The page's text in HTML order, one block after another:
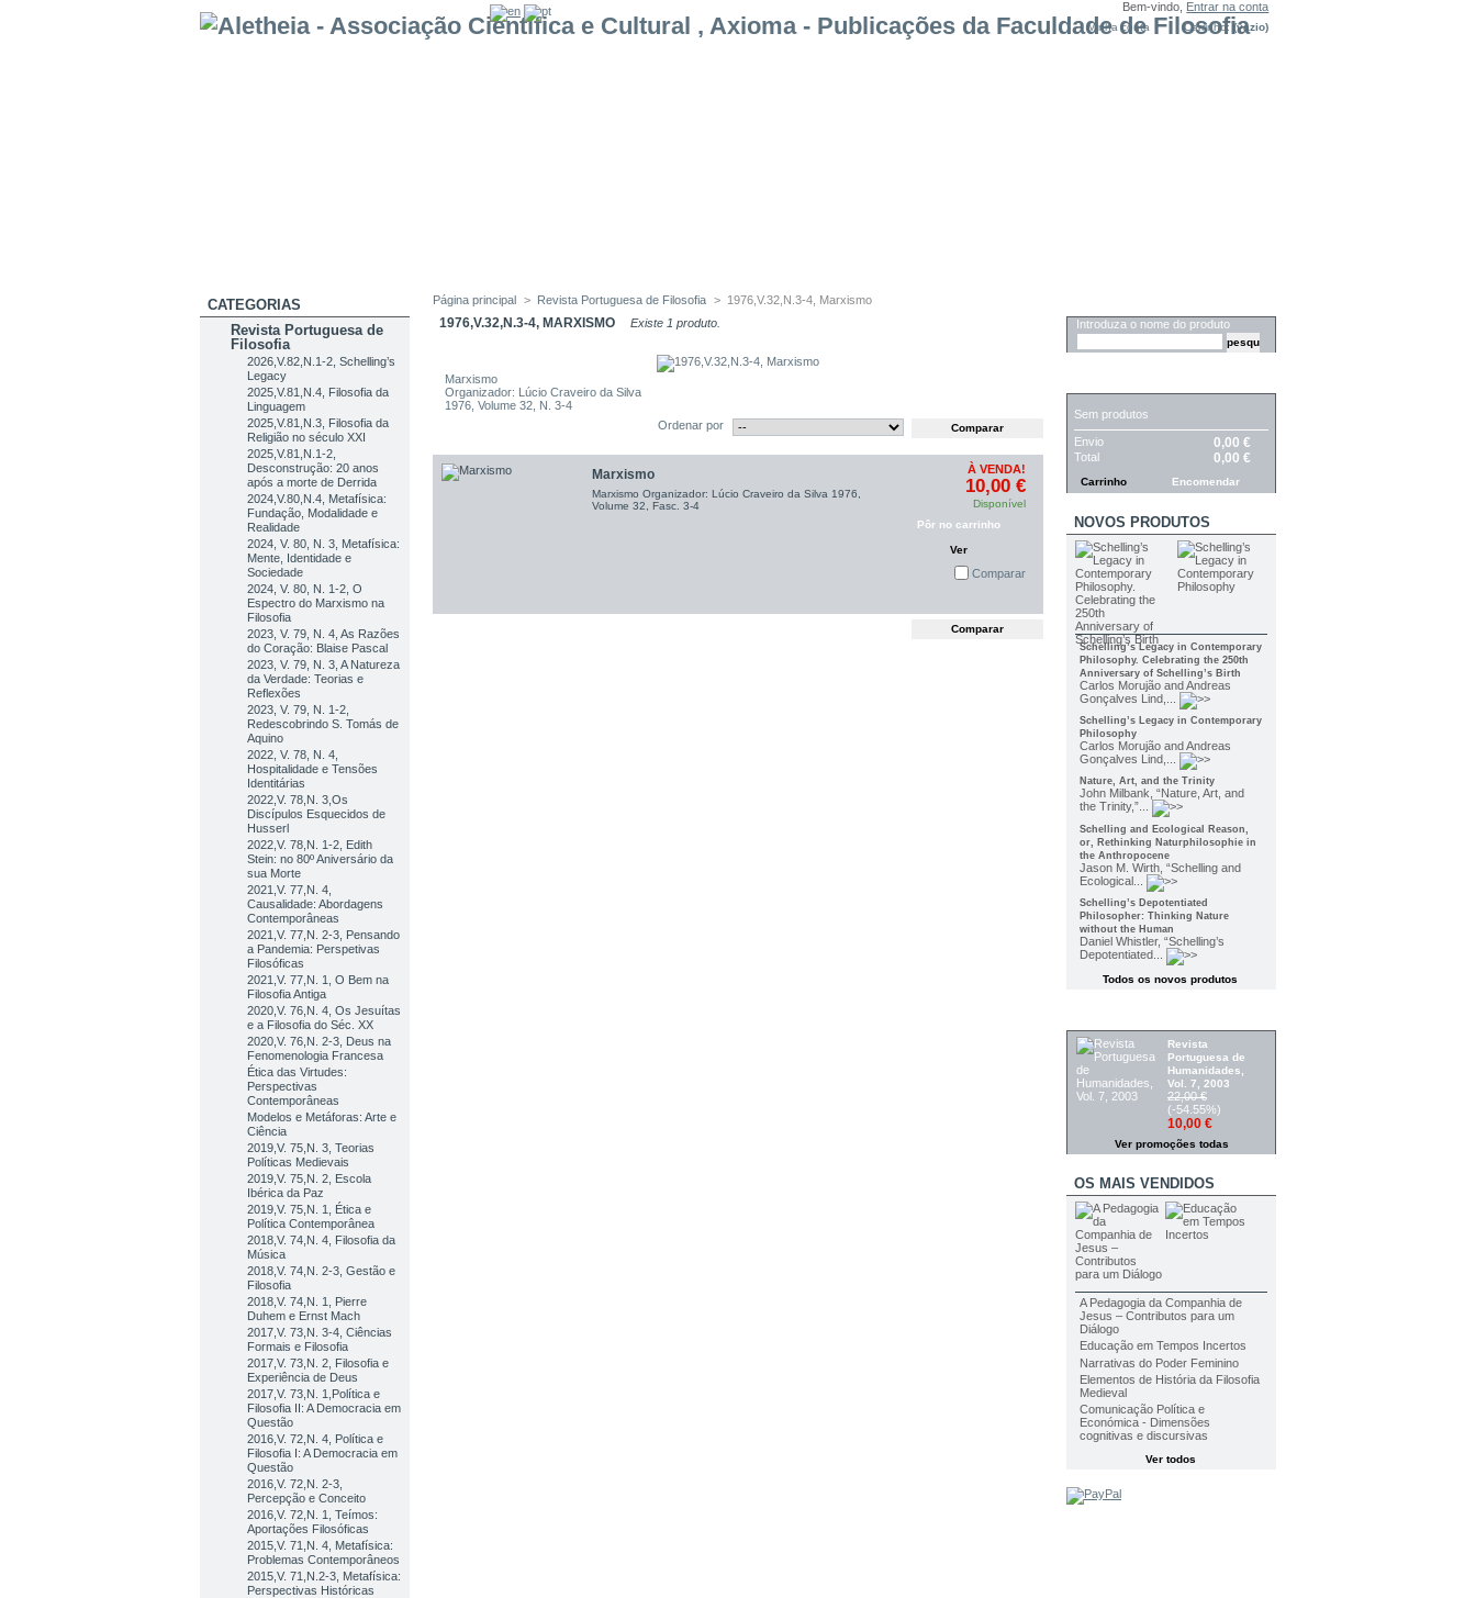
Bem-vindo, Entrar na conta
Carrinho: (vazio)
Minha conta
CATEGORIAS
Revista Portuguesa de
Filosofia
2026,V.82,N.1-2, Schelling’s
Legacy
2025,V.81,N.4, Filosofia da
Linguagem
2025,V.81,N.3, Filosofia da
Religião no século XXI
2025,V.81,N.1-2,
Desconstrução: 20 anos
após a morte de Derrida
2024,V.80,N.4, Metafísica:
Fundação, Modalidade e
Realidade
2024, V. 80, N. 3, Metafísica:
Mente, Identidade e
Sociedade
2024, V. 80, N. 1-2, O
Espectro do Marxismo na
Filosofia
2023, V. 79, N. 4, As Razões
do Coração: Blaise Pascal
2023, V. 79, N. 3, A Natureza
da Verdade: Teorias e
Reflexões
2023, V. 79, N. 1-2,
Redescobrindo S. Tomás de
Aquino
2022, V. 78, N. 4,
Hospitalidade e Tensões
Identitárias
2022,V. 78,N. 3,Os
Discípulos Esquecidos de
Husserl
2022,V. 78,N. 1-2, Edith
Stein: no 80º Aniversário da
sua Morte
2021,V. 77,N. 4,
Causalidade: Abordagens
Contemporâneas
2021,V. 77,N. 2-3, Pensando
a Pandemia: Perspetivas
Filosóficas
2021,V. 77,N. 1, O Bem na
Filosofia Antiga
2020,V. 76,N. 4, Os Jesuítas
e a Filosofia do Séc. XX
2020,V. 76,N. 2-3, Deus na
Fenomenologia Francesa
Ética das Virtudes:
Perspectivas
Contemporâneas
Modelos e Metáforas: Arte e
Ciência
2019,V. 75,N. 3, Teorias
Políticas Medievais
2019,V. 75,N. 2, Escola
Ibérica da Paz
2019,V. 75,N. 1, Ética e
Política Contemporânea
2018,V. 74,N. 4, Filosofia da
Música
2018,V. 74,N. 2-3, Gestão e
Filosofia
2018,V. 74,N. 1, Pierre
Duhem e Ernst Mach
2017,V. 73,N. 3-4, Ciências
Formais e Filosofia
2017,V. 73,N. 2, Filosofia e
Experiência de Deus
2017,V. 73,N. 1,Política e
Filosofia II: A Democracia em
Questão
2016,V. 72,N. 4, Política e
Filosofia I: A Democracia em
Questão
2016,V. 72,N. 2-3,
Percepção e Conceito
2016,V. 72,N. 1, Teímos:
Aportações Filosóficas
2015,V. 71,N. 4, Metafísica:
Problemas Contemporâneos
2015,V. 71,N.2-3, Metafísica:
Perspectivas Históricas
Página principal > Revista Portuguesa de Filosofia > 1976,V.32,N.3-4, Marxismo
1976,V.32,N.3-4, MARXISMO Existe 1 produto.
Marxismo
Organizador: Lúcio Craveiro da Silva
1976, Volume 32, N. 3-4
Ordenar por
Marxismo
Marxismo Organizador: Lúcio Craveiro da Silva 1976,
Volume 32, Fasc. 3-4
À VENDA!
10,00 €
Disponível
Pôr no carrinho
Ver
Comparar
Introduza o nome do produto
Sem produtos
Envio 0,00 €
Total 0,00 €
Carrinho Encomendar
NOVOS PRODUTOS
Schelling’s Legacy in Contemporary
Philosophy. Celebrating the 250th
Anniversary of Schelling’s Birth
Carlos Morujão and Andreas
Gonçalves Lind,...
Schelling’s Legacy in Contemporary
Philosophy
Carlos Morujão and Andreas
Gonçalves Lind,...
Nature, Art, and the Trinity
John Milbank, “Nature, Art, and
the Trinity,”...
Schelling and Ecological Reason,
or, Rethinking Naturphilosophie in
the Anthropocene
Jason M. Wirth, “Schelling and
Ecological...
Schelling’s Depotentiated
Philosopher: Thinking Nature
without the Human
Daniel Whistler, “Schelling’s
Depotentiated...
Todos os novos produtos
Revista
Portuguesa de
Humanidades,
Vol. 7, 2003
22,00 €
(-54.55%)
10,00 €
Ver promoções todas
OS MAIS VENDIDOS
A Pedagogia da Companhia de
Jesus – Contributos para um
Diálogo
Educação em Tempos Incertos
Narrativas do Poder Feminino
Elementos de História da Filosofia
Medieval
Comunicação Política e
Económica - Dimensões
cognitivas e discursivas
Ver todos